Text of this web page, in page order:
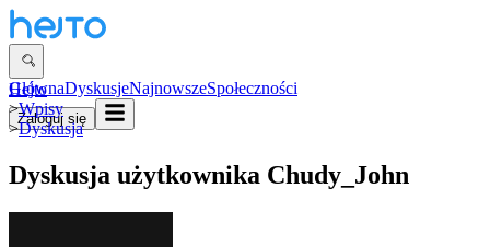
GłównaDyskusjeNajnowszeSpołeczności
Zaloguj się
Hejto
>Wpisy
>Dyskusja
Dyskusja użytkownika Chudy_John